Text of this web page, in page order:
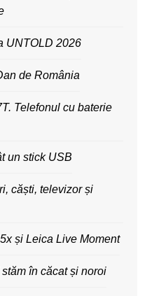
UNTOLD 2026
de România
Telefonul cu baterie
un stick USB
căști, televizor și
și Leica Live Moment
în căcat și noroi